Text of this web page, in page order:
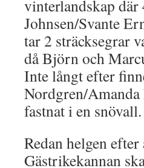
vinterlandskap där
Johnsen/Svante
tar 2 sträcksegrar
då Björn och
Inte långt efter
Nordgren/
fastnat i en snövall.
Redan helgen
Gästrikekannan